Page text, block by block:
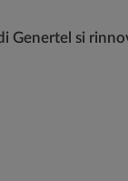
Genertel si